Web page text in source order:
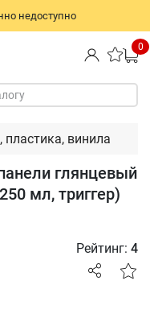
недоступно
0
винила
глянцевый
мл, триггер)
Рейтинг: 4